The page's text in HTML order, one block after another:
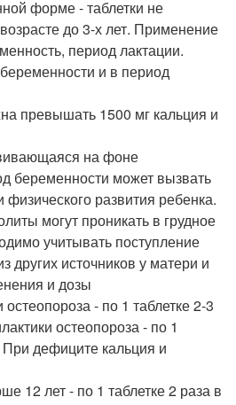
форме - таблетки не
до 3-х лет. Применение
период лактации.
и в период
превышать 1500 мг кальция и
на фоне
беременности может вызвать
развития ребенка.
могут проникать в грудное
учитывать поступление
других источников у матери и
и дозы
- по 1 таблетке 2-3
остеопороза - по 1
При дефиците кальция и
12 лет - по 1 таблетке 2 раза в